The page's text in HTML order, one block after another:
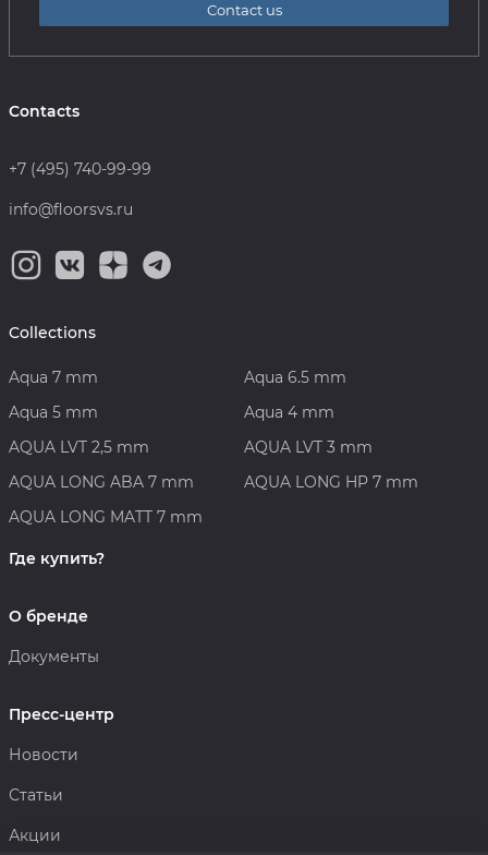
Contacts
+7 (495) 740-99-99
info@floorsvs.ru
Collections
Aqua 7 mm
Aqua 6.5 mm
Aqua 5 mm
Aqua 4 mm
AQUA LVT 2,5 mm
AQUA LVT 3 mm
AQUA LONG ABA 7 mm
AQUA LONG HP 7 mm
AQUA LONG MATT 7 mm
Где купить?
О бренде
Документы
Пресс-центр
Новости
Статьи
Акции
Contact us